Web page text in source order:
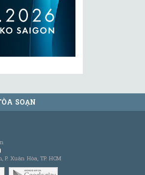
SOẠN
Xuân Hòa, TP. HCM